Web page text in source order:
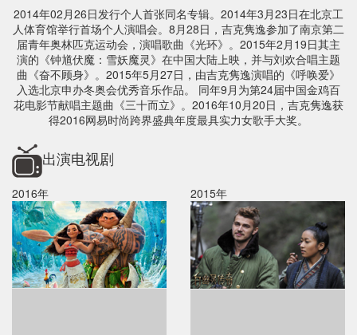
2014年02月26日发行个人首张同名专辑。2014年3月23日在北京工
人体育馆举行首场个人演唱会。8月28日，吉克隽逸参加了南京第二
届青年奥林匹克运动会，演唱歌曲《光环》。2015年2月19日其主
演的《钟馗伏魔：雪妖魔灵》在中国大陆上映，并与刘欢合唱主题
曲《奋不顾身》。2015年5月27日，由吉克隽逸演唱的《呼唤爱》
入选北京申办冬奥会优秀音乐作品。 同年9月为第24届中国金鸡百
花电影节献唱主题曲《三十而立》。2016年10月20日，吉克隽逸获
得2016网易时尚跨界盛典年度最具实力女歌手大奖。
出演电视剧
2016年 2015年